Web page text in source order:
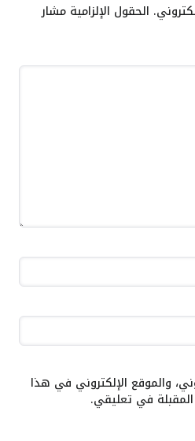
الحقول الإلزامية مشار
والموقع الإلكتروني في هذا
في تعليقي.